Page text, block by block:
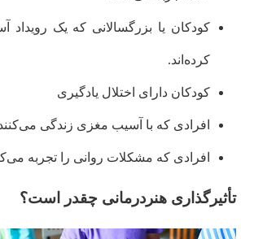
کودکان یا بزرگسالانی که یک رویداد
کرده‌اند.
کودکان دارای اختلال یادگیری
افرادی که با آسیب مغزی زندگی
افرادی که مشکلات روانی را تجربه
تأثیرگذاری هنردرمانی چقدر است؟